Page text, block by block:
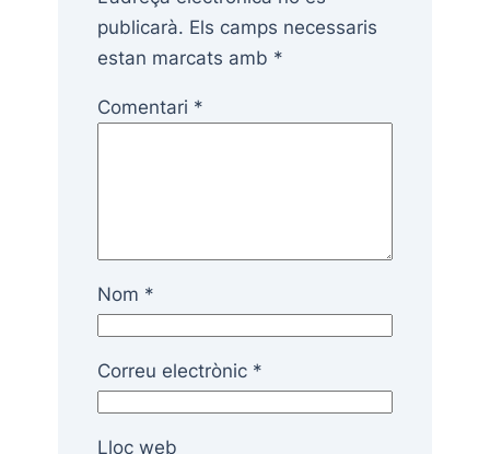
publicarà. Els camps necessaris
estan marcats amb *
Comentari *
Nom *
Correu electrònic *
Lloc web